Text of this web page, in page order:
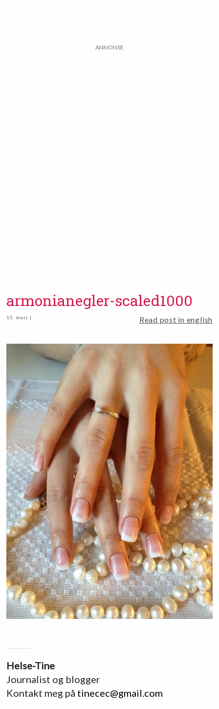
ANNONSE
armonianegler-scaled1000
15. mars | Read post in english
Helse-Tine
Journalist og blogger
Kontakt meg på tinecec@gmail.com